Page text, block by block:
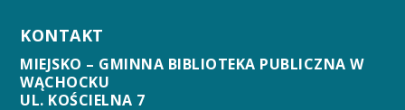
KONTAKT
MIEJSKO – GMINNA BIBLIOTEKA PUBLICZNA W
WĄCHOCKU
UL. KOŚCIELNA 7